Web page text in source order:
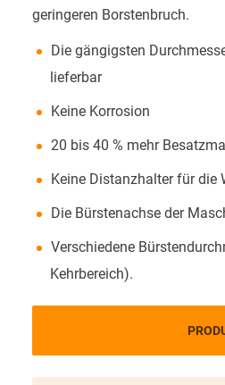
geringeren Borstenbruch.
Die gängigsten
lieferbar
Keine Korrosion
20 bis 40 % mehr
Keine Distanzhalter für die
Die Bürstenachse der
Verschiedene
Kehrbereich).